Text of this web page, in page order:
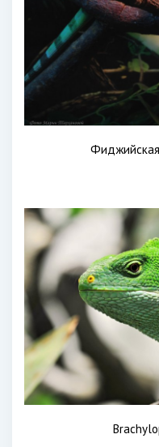
Фиджийская